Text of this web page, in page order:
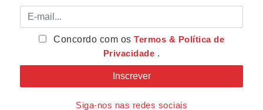
E-mail
Concordo com osTermos & Política de
Privacidade .
Siga-nos nas redes sociais